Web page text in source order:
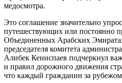
медосмотра.
Это соглашение значительно
путешествующих или постоянно
Объединенных Арабских
председателя комитета
Алибек Кениспаев подчеркнул
и правил дорожного движения
что каждый гражданин за рубежом